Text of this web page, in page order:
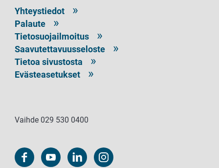
Yhteystiedot
Palaute
Tietosuojailmoitus
Saavutettavuusseloste
Tietoa sivustosta
Evästeasetukset
Vaihde 029 530 0400